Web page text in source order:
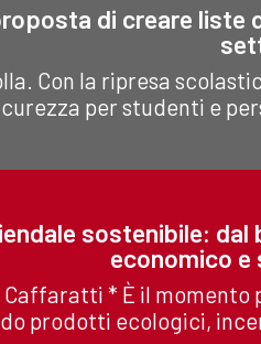
di creare liste
Con la ripresa
per studenti e
sostenibile:
economico e
Caffaratti * È il
prodotti ecologici,